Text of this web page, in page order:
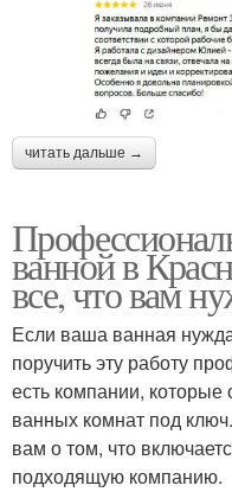
читать дальше →
ванной в
все, что вам
Если ваша ванная
поручить эту работу
есть компании,
ванных комнат под
вам о том, что
подходящую компанию.